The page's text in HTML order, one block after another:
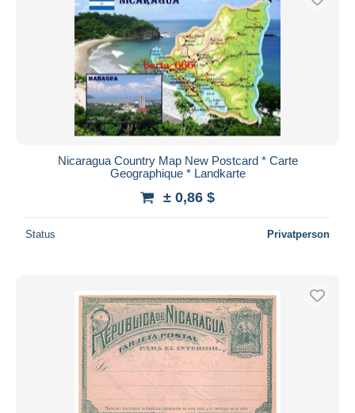
Nicaragua Country Map New Postcard * Carte
Geographique * Landkarte
± 0,86 $
Status Privatperson